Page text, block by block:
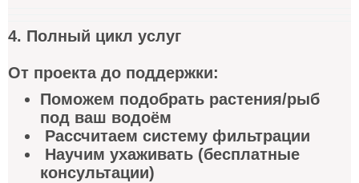
4. Полный цикл услуг
От проекта до поддержки:
Поможем подобрать растения/рыб
под ваш водоём
Рассчитаем систему фильтрации
Научим ухаживать (бесплатные
консультации)